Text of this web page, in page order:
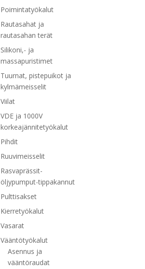
Poimintatyökalut
Rautasahat ja
rautasahan terät
Silikoni,- ja
massapuristimet
Tuurnat, pistepuikot ja
kylmämeisselit
Viilat
VDE ja 1000V
korkeajännitetyökalut
Pihdit
Ruuvimeisselit
Rasvaprässit-
öljypumput-tippakannut
Pulttisakset
Kierretyökalut
Vasarat
Vääntötyökalut
Asennus ja
vääntöraudat